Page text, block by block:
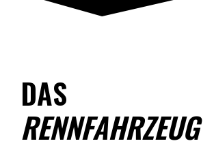
DAS
RENNFAHRZEUG